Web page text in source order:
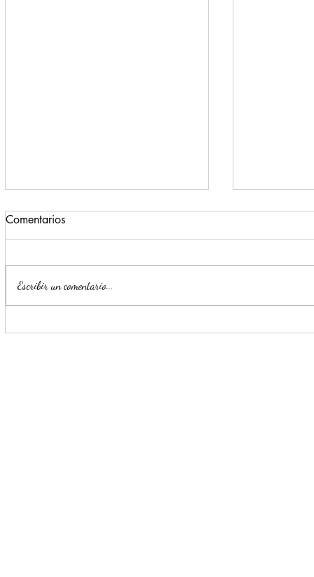
Impulsa Mijes 'Modo
Para
Comentarios
Escribir un comentario...